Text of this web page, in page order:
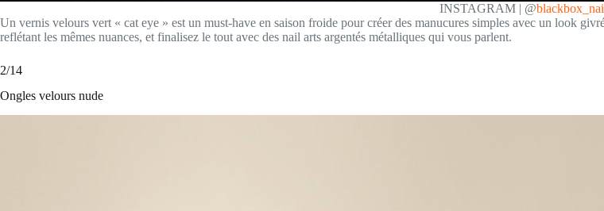
INSTAGRAM | @
Un vernis velours vert « cat eye » est un must-have en saison froide pour créer des manucures simples avec un look
reflétant les mêmes nuances, et finalisez le tout avec des nail arts argentés métalliques qui vous parlent.
2/14
Ongles velours nude